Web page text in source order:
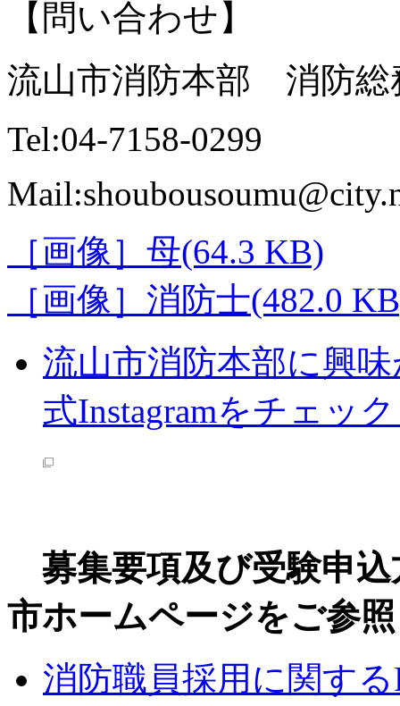
【問い合わせ】
流山市消防本部 消防総
Tel:04-7158-0299
［画像］母(64.3 KB)
［画像］消防士(482.0
流山市消防本部に興
式Instagramをチェッ
募集要項及び受験申込
市ホームページをご参
消防職員採用に関す